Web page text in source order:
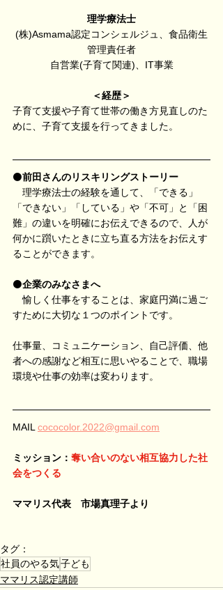
理学療法士
(株)Asmama認定コンシェルジュ、食品衛生
管理責任者
自営業(子育て関連)、IT事業
＜経歴＞
子育て支援や子育て世帯の働き方見直しのた
めに、子育て支援を行ってきました。
⚫️前田さんのリスキリングストーリー
理学療法士の経験を通して、「できる」
「できない」「している」や「不可」と「困
難」の違いを明確にお伝えできるので、人が
何かに躓いたときに立ち直る方法をお伝えす
ることができます。
⚫️企業のみなさまへ
愉しく仕事をすることは、家庭円満に過ご
すために大切な１つのポイントです。
仕事量、コミュニケーション、自己評価、他
者への感謝など相互に思いやることで、職場
環境や仕事の効率は変わります。
MAIL cococolor.2022@gmail.com
ミッション： 奪い合いのない相互協力した社
会をつくる
ママリス代表　市場真理子より
タグ：
社員のやる気子ども
ママリス認定講師